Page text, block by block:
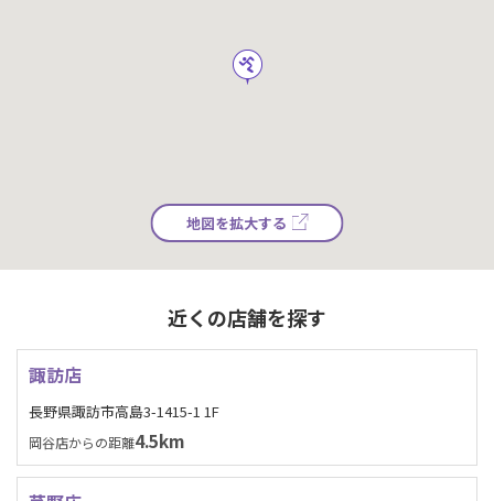
地図を拡大する
近くの店舗を探す
諏訪店
長野県諏訪市高島3-1415-1 1F
岡谷店からの距離4.5km